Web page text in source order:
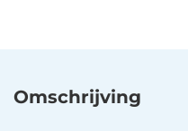
Omschrijving